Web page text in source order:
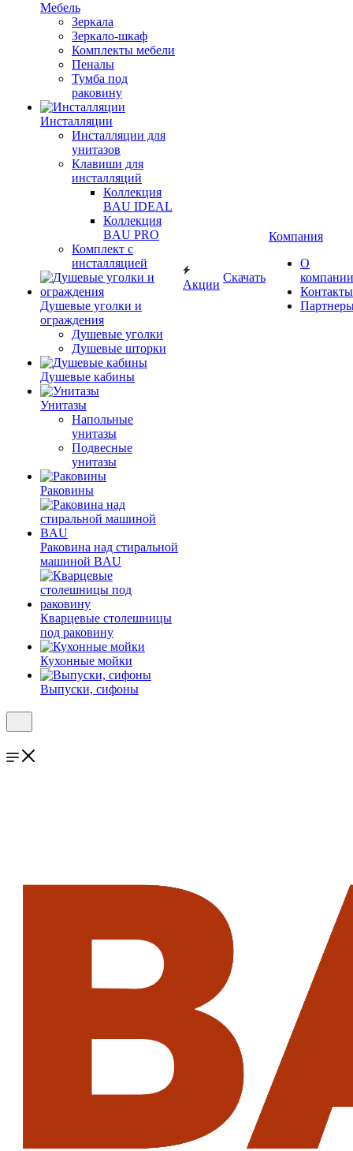
Мебель
Зеркала
Зеркало-шкаф
Комплекты мебели
Пеналы
Тумба под
раковину
Инсталляции
Инсталляции для
унитазов
Клавиши для
инсталляций
Коллекция
BAU IDEAL
Коллекция
BAU PRO
Комплект с
инсталляцией
Душевые уголки и
ограждения
Душевые уголки
Душевые шторки
Душевые кабины
Унитазы
Напольные
унитазы
Подвесные
унитазы
Раковины
Раковина над стиральной
машиной BAU
Кварцевые столешницы
под раковину
Кухонные мойки
Выпуски, сифоны
Акции
Скачать
Компания
О
компании
Контакты